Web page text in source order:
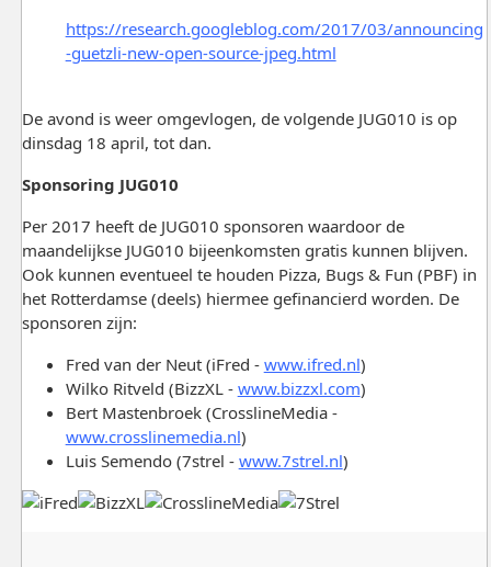
https://research.googleblog.com/2017/03/announcing
-guetzli-new-open-source-jpeg.html
De avond is weer omgevlogen, de volgende JUG010 is op
dinsdag 18 april, tot dan.
Sponsoring JUG010
Per 2017 heeft de JUG010 sponsoren waardoor de
maandelijkse JUG010 bijeenkomsten gratis kunnen blijven.
Ook kunnen eventueel te houden Pizza, Bugs & Fun (PBF) in
het Rotterdamse (deels) hiermee gefinancierd worden. De
sponsoren zijn:
Fred van der Neut (iFred - www.ifred.nl)
Wilko Ritveld (BizzXL - www.bizzxl.com)
Bert Mastenbroek (CrosslineMedia -
www.crosslinemedia.nl)
Luis Semendo (7strel - www.7strel.nl)